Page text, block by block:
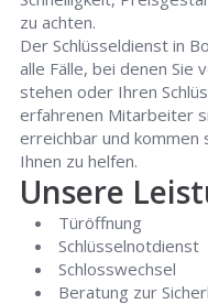
zu achten.
Der Schlüsseldienst in
alle Fälle, bei denen Sie
stehen oder Ihren
erfahrenen Mitarbeiter
erreichbar und kommen
Ihnen zu helfen.
Unsere
Türöffnung
Schlüsselnotdienst
Schlosswechsel
Beratung zur